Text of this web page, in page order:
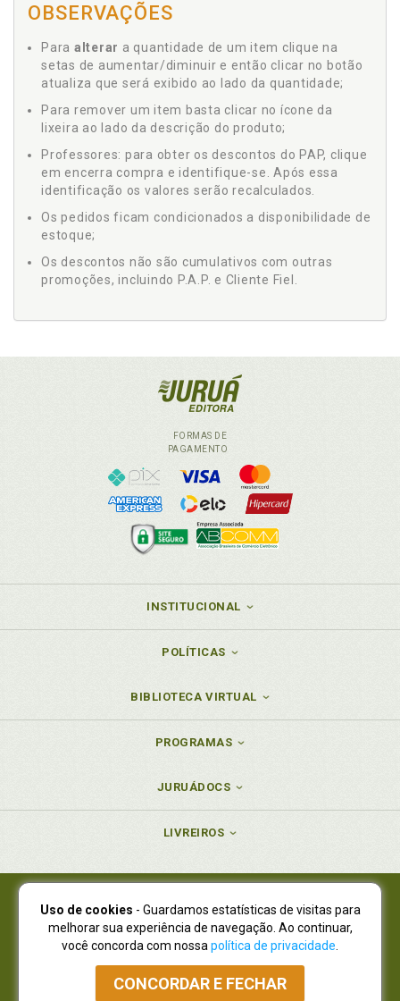
OBSERVAÇÕES
Para alterar a quantidade de um item clique na
setas de aumentar/diminuir e então clicar no botão
atualiza que será exibido ao lado da quantidade;
Para remover um item basta clicar no ícone da
lixeira ao lado da descrição do produto;
Professores: para obter os descontos do PAP, clique
em encerra compra e identifique-se. Após essa
identificação os valores serão recalculados.
Os pedidos ficam condicionados a disponibilidade de
estoque;
Os descontos não são cumulativos com outras
promoções, incluindo P.A.P. e Cliente Fiel.
FORMAS DE
PAGAMENTO
INSTITUCIONAL
POLÍTICAS
BIBLIOTECA VIRTUAL
PROGRAMAS
JURUÁDOCS
LIVREIROS
Juruá Editora Ltda., CNPJ 77.535.508/0001-19
Juruá Informática Ltda., CNPJ 01.701.561/0001-80
NOVO ENDEREÇO:R. Flávio Dallegrave, 7665, São Lourenço |
Curitiba - Paraná - CEP 82210-310
Atendimento: (41) 4009-3900|Vendas Atacado: (41) 4009-3939
Uso de cookies - Guardamos estatísticas de visitas para
melhorar sua experiência de navegação. Ao continuar,
você concorda com nossa política de privacidade
CONCORDAR E FECHAR